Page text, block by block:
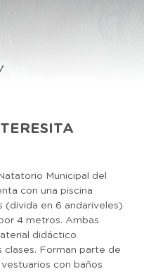
Municipal del
con una piscina
(divida en 6 andariveles)
4 metros. Ambas
didáctico
clases. Forman parte de
con baños